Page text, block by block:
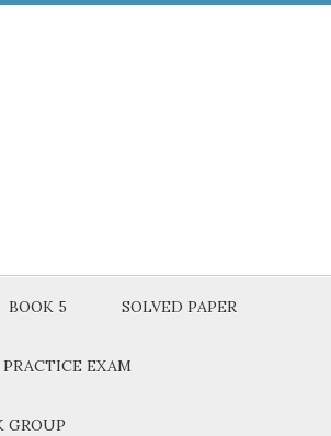
BOOK 5 SOLVED PAPER
EXAM
GROUP